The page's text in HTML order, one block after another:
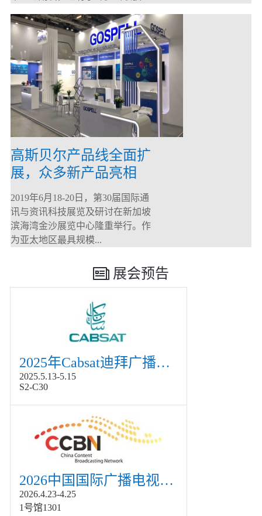
高斯贝尔产品线全面扩
展，众多新产品亮相
CommunicAsia 2019
2019年6月18-20日，第30届国际通
讯与资讯科技展览及研讨在新加坡
滨海湾金沙展览中心隆重举行。作
为亚太地区最具规模...
展会预告
2025年Cabsat迪拜广播电视展
2025.5.13-5.15
S2-C30
2026中国国际广播电视信息网络展览会展
2026.4.23-4.25
1号馆1301